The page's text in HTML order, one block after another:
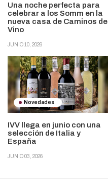
Una noche perfecta para
celebrar a los Somm en la
nueva casa de Caminos del
Vino
JUNIO 10, 2026
Novedades
IVV llega en junio con una
selección de Italia y
España
JUNIO 03, 2026